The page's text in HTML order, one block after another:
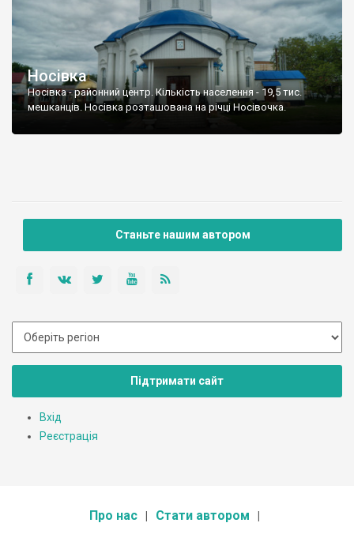
Носівка
Носівка - районний центр. Кількість населення - 19,5 тис.
мешканців. Носівка розташована на річці Носівочка.
Станьте нашим автором
Підтримати сайт
Вхід
Реєстрація
Про нас Стати автором